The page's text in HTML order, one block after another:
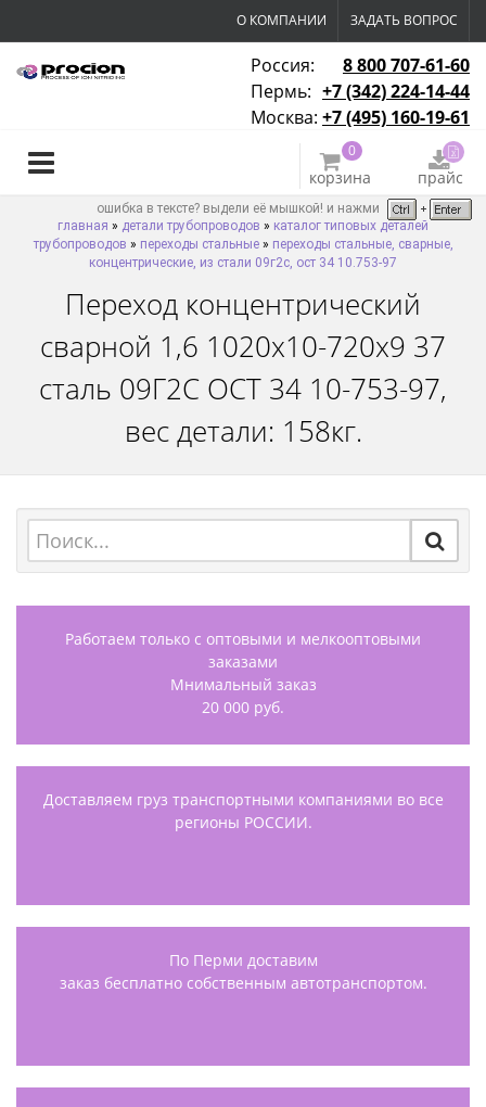
О КОМПАНИИ ЗАДАТЬ ВОПРОС
Россия:
8 800 707-61-60
Пермь: +7 (342) 224-14-44
Москва: +7 (495) 160-19-61
0
корзина прайс
ошибка в тексте? выдели её мышкой! и нажми
главная » детали трубопроводов » каталог типовых деталей
трубопроводов » переходы стальные» переходы стальные, сварные,
концентрические, из стали 09г2с, ост 34 10.753-97
Переход концентрический
сварной 1,6 1020х10-720х9 37
сталь 09Г2С ОСТ 34 10-753-97,
вес детали: 158кг.
Работаем только с оптовыми и мелкооптовыми
заказами
Мнимальный заказ
20 000 руб.
Доставляем груз транспортными компаниями во все
регионы РОССИИ.
По Перми доставим
заказ бесплатно собственным автотранспортом.